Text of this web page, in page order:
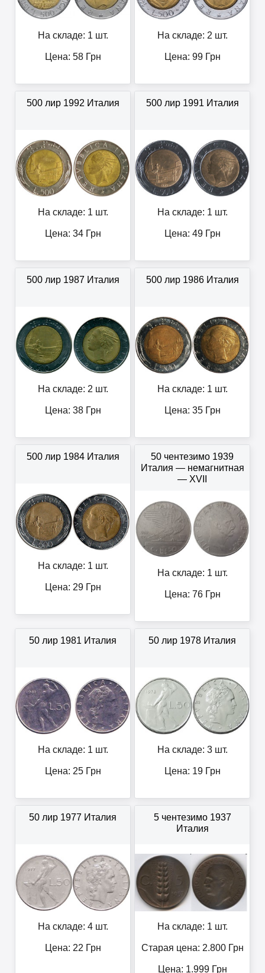
На складе: 1 шт.
Цена: 58Грн
На складе: 2 шт.
Цена: 99Грн
500 лир 1992 Италия
На складе: 1 шт.
Цена: 34Грн
500 лир 1991 Италия
На складе: 1 шт.
Цена: 49Грн
500 лир 1987 Италия
На складе: 2 шт.
Цена: 38Грн
500 лир 1986 Италия
На складе: 1 шт.
Цена: 35Грн
500 лир 1984 Италия
На складе: 1 шт.
Цена: 29Грн
50 чентезимо 1939
Италия — немагнитная
— XVII
На складе: 1 шт.
Цена: 76Грн
50 лир 1981 Италия
На складе: 1 шт.
Цена: 25Грн
50 лир 1978 Италия
На складе: 3 шт.
Цена: 19Грн
50 лир 1977 Италия
На складе: 4 шт.
Цена: 22 Грн
5 чентезимо 1937
Италия
На складе: 1 шт.
Старая цена: 2.800Грн
Цена: 1.999Грн